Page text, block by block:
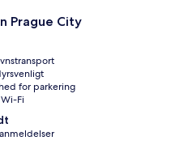
Prague City
for parkering
Fi